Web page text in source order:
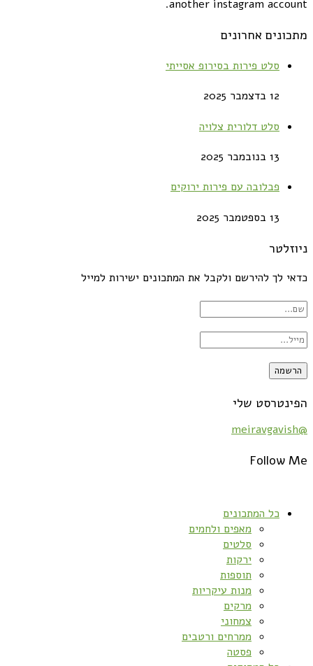
another instagram account.
מתכונים אחרונים
סלט פירות בסירופ אסייתי
12 בדצמבר 2025
סלט דלורית צלויה
13 בנובמבר 2025
פבלובה עם פירות ירוקים
13 בספטמבר 2025
ניוזלטר
כדאי לך להירשם ולקבל את המתכונים ישירות למייל
הפינטרסט שלי
@meiravgavish
Follow Me
כל המתכונים
מאפים ולחמים
סלטים
ירקות
תוספות
מנות עיקריות
מרקים
צמחוני
ממרחים ורטבים
פסטה